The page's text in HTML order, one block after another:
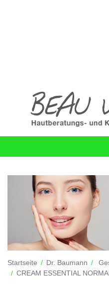
Startseite Dr. Baumann
CREAM ESSENTIAL